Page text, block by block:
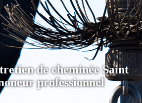
de cheminée Saint
professionnel